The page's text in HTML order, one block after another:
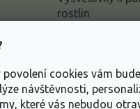
cookies vám
návštěvnosti,
které vás nebudou
rostlin
Informace o
údajů